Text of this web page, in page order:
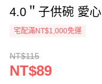
4.0＂子供碗 愛
宅配滿NT$1,000免運
NT$115
NT$89